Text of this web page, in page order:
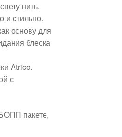
нить.
и стильно.
основу для
блеска
Atrico.
с
пакете,